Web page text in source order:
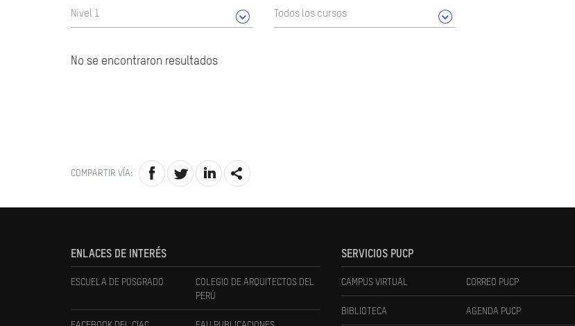
Nivel 1 Todos los cursos
No se encontraron resultados
COMPARTIR VÍA:
ENLACES DE INTERÉS
ESCUELA DE POSGRADO
COLEGIO DE ARQUITECTOS DEL
PERÚ
SERVICIOS PUCP
CAMPUS VIRTUAL CORREO PUCP
BIBLIOTECA AGENDA PUCP